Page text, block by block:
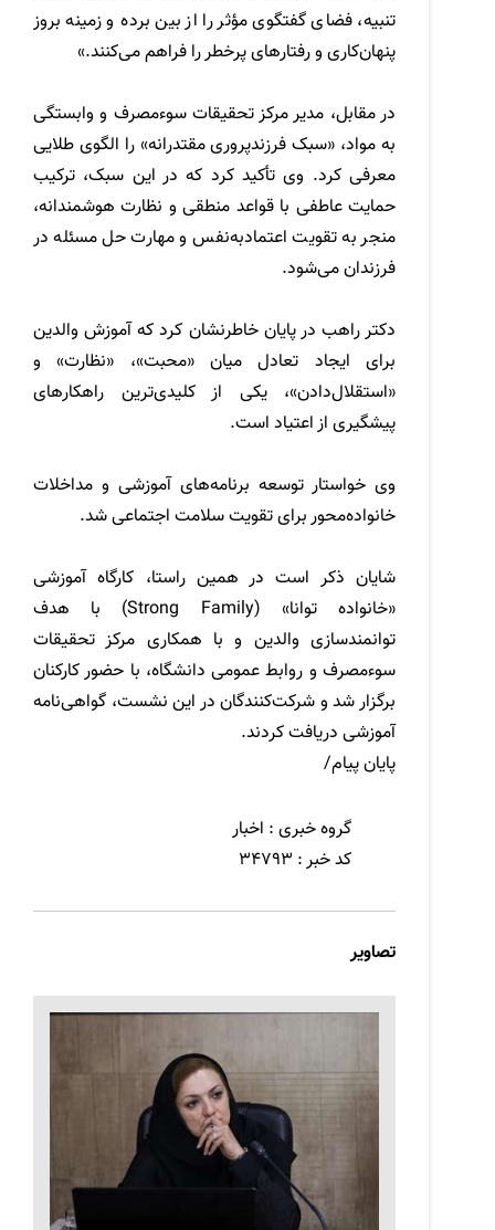
تنبیه، فضای گفتگوی مؤثر را از بین برده و زمینه بروز
پنهان‌کاری و رفتارهای پرخطر را فراهم می‌کنند.»
در مقابل، مدیر مرکز تحقیقات سوءمصرف و وابستگی
به مواد، «سبک فرزندپروری مقتدرانه» را الگوی طلایی
معرفی کرد. وی تأکید کرد که در این سبک، ترکیب
حمایت عاطفی با قواعد منطقی و نظارت هوشمندانه،
منجر به تقویت اعتمادبه‌نفس و مهارت حل مسئله در
فرزندان می‌شود.
دکتر راهب در پایان خاطرنشان کرد که آموزش والدین
برای ایجاد تعادل میان «محبت»، «نظارت» و
«استقلال‌دادن»، یکی از کلیدی‌ترین راهکارهای
پیشگیری از اعتیاد است.
وی خواستار توسعه برنامه‌های آموزشی و مداخلات
خانواده‌محور برای تقویت سلامت اجتماعی شد.
شایان ذکر است در همین راستا، کارگاه آموزشی
«خانواده توانا» (Strong Family) با هدف
توانمندسازی والدین و با همکاری مرکز تحقیقات
سوءمصرف و روابط عمومی دانشگاه، با حضور کارکنان
برگزار شد و شرکت‌کنندگان در این نشست، گواهی‌نامه
آموزشی دریافت کردند.
پایان پیام/
گروه خبری :اخبار
کد خبر :34793
تصاویر